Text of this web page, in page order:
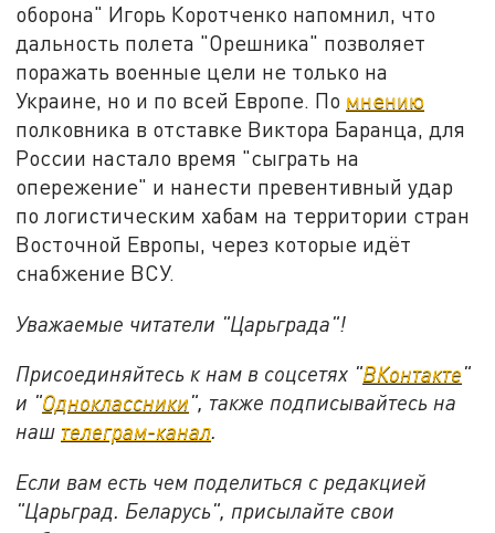
оборона" Игорь Коротченко напомнил, что
дальность полета "Орешника" позволяет
поражать военные цели не только на
Украине, но и по всей Европе. По мнению
полковника в отставке Виктора Баранца, для
России настало время "сыграть на
опережение" и нанести превентивный удар
по логистическим хабам на территории стран
Восточной Европы, через которые идёт
снабжение ВСУ.
Уважаемые читатели "Царьграда"!
Присоединяйтесь к нам в соцсетях "ВКонтакте"
и "Одноклассники", также подписывайтесь на
наш телеграм-канал.
Если вам есть чем поделиться с редакцией
"Царьград. Беларусь", присылайте свои